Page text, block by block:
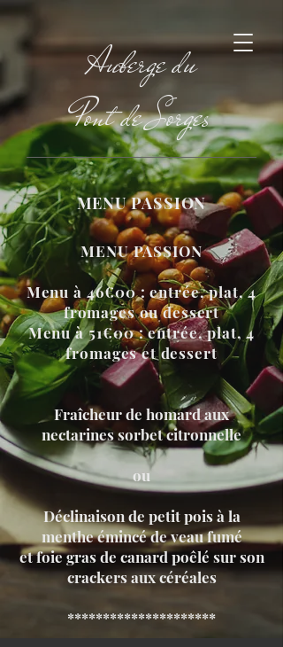
Auberge du
Pont de Sorges
MENU PASSION
MENU PASSION
Menu à 46€00 : entrée, plat, 4
fromages ou dessert
Menu à 51€00 : entrée, plat, 4
fromages et dessert
Fraîcheur de homard aux
nectarines sorbet citronnelle
ou
Déclinaison de petit pois à la
menthe émincé de veau fumé
et foie gras de canard poêlé sur son
crackers aux céréales
*********************